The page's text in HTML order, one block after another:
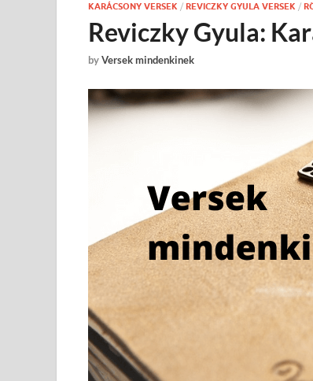
KARÁCSONY VERSEK / REVICZKY GYULA VERSEK /
Reviczky Gyula:
byVersek mindenkinek